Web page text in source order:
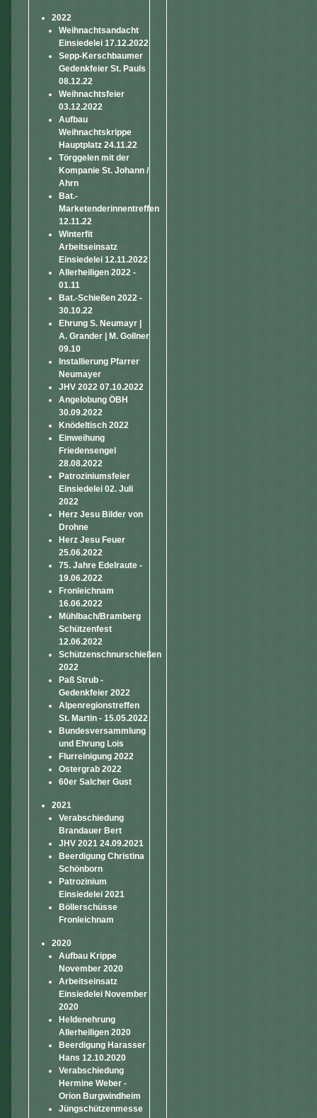
2022
Weihnachtsandacht
Einsiedelei 17.12.2022
Sepp-Kerschbaumer
Gedenkfeier St. Pauls
08.12.22
Weihnachtsfeier
03.12.2022
Aufbau
Weihnachtskrippe
Hauptplatz 24.11.22
Törggelen mit der
Kompanie St. Johann /
Ahrn
Bat.-
Marketenderinnentreffen
12.11.22
Winterfit
Arbeitseinsatz
Einsiedelei 12.11.2022
Allerheiligen 2022 -
01.11
Bat.-Schießen 2022 -
30.10.22
Ehrung S. Neumayr |
A. Grander | M. Gollner
09.10
Installierung Pfarrer
Neumayer
JHV 2022 07.10.2022
Angelobung ÖBH
30.09.2022
Knödeltisch 2022
Einweihung
Friedensengel
28.08.2022
Patroziniumsfeier
Einsiedelei 02. Juli
2022
Herz Jesu Bilder von
Drohne
Herz Jesu Feuer
25.06.2022
75. Jahre Edelraute -
19.06.2022
Fronleichnam
16.06.2022
Mühlbach/Bramberg
Schützenfest
12.06.2022
Schützenschnurschießen
2022
Paß Strub -
Gedenkfeier 2022
Alpenregionstreffen
St. Martin - 15.05.2022
Bundesversammlung
und Ehrung Lois
Flurreinigung 2022
Ostergrab 2022
60er Salcher Gust
2021
Verabschiedung
Brandauer Bert
JHV 2021 24.09.2021
Beerdigung Christina
Schönborn
Patrozinium
Einsiedelei 2021
Böllerschüsse
Fronleichnam
2020
Aufbau Krippe
November 2020
Arbeitseinsatz
Einsiedelei November
2020
Heldenehrung
Allerheiligen 2020
Beerdigung Harasser
Hans 12.10.2020
Verabschiedung
Hermine Weber -
Orion Burgwindheim
Jüngschützenmesse